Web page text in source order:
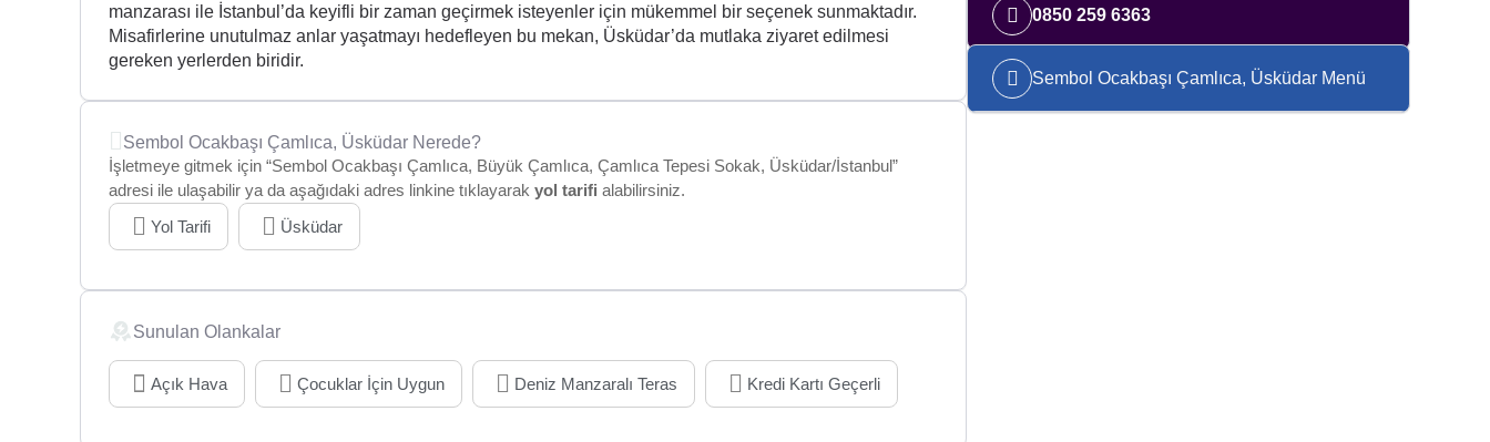
manzarası ile İstanbul’da keyifli bir zaman geçirmek isteyenler için mükemmel bir seçenek sunmaktadır.
Misafirlerine unutulmaz anlar yaşatmayı hedefleyen bu mekan, Üsküdar’da mutlaka ziyaret edilmesi
gereken yerlerden biridir.
Sembol Ocakbaşı Çamlıca, Üsküdar Nerede?
İşletmeye gitmek için “Sembol Ocakbaşı Çamlıca, Büyük Çamlıca, Çamlıca Tepesi Sokak, Üsküdar/İstanbul”
adresi ile ulaşabilir ya da aşağıdaki adres linkine tıklayarak yol tarifi alabilirsiniz.
Yol Tarifi
Üsküdar
Sunulan Olankalar
Açık Hava Çocuklar İçin Uygun Deniz Manzaralı Teras Kredi Kartı Geçerli
0850 259 6363
Sembol Ocakbaşı Çamlıca, Üsküdar Menü